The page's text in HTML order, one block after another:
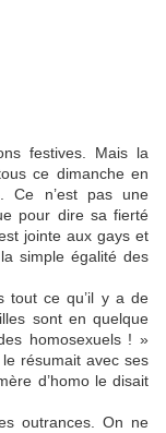
festives. Mais la
ce dimanche en
Ce n’est pas une
pour dire sa fierté
jointe aux gays et
simple égalité des
tout ce qu’il y a de
sont en quelque
homosexuels ! »
résumait avec ses
d’homo le disait
outrances. On ne